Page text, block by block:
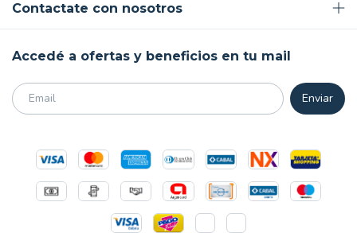
Contactate con nosotros
Accedé a ofertas y beneficios en tu mail